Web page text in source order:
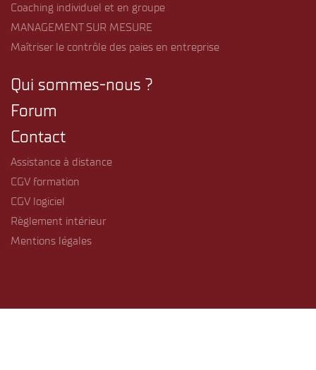
Coaching individuel et en groupe
MANAGEMENT SUR MESURE
Maîtriser le contrôle des paies en entreprise
Qui sommes-nous ?
Forum
Contact
Assistance à distance
CGV formation
CGV logiciel
Règlement intérieur
Mentions légales